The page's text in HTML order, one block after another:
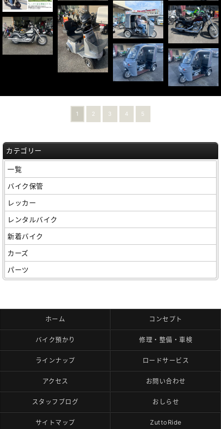
1 2 3 4 5
カテゴリー
一覧
バイク保管
レッカー
レンタルバイク
新着バイク
カーズ
パーツ
ホーム コンセプト
バイク預かり 修理・整備・車検
ラインナップ ロードサービス
アクセス お問い合わせ
スタッフブログ おしらせ
サイトマップ ZuttoRide